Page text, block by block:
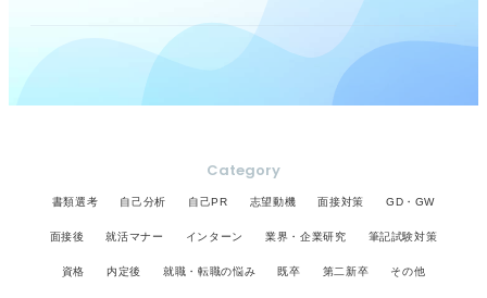
Category
書類選考 自己分析 自己PR 志望動機 面接対策 GD・GW
面接後 就活マナー インターン 業界・企業研究 筆記試験対策
資格 内定後 就職・転職の悩み 既卒 第二新卒 その他